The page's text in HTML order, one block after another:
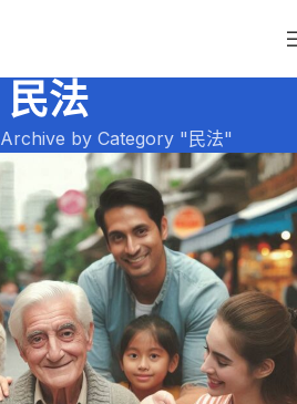
民法
Archive by Category "民法"